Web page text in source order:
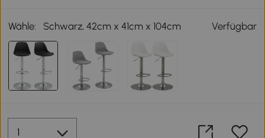
Wähle: Schwarz, 42cm x 41cm x 104cm Verfügbar